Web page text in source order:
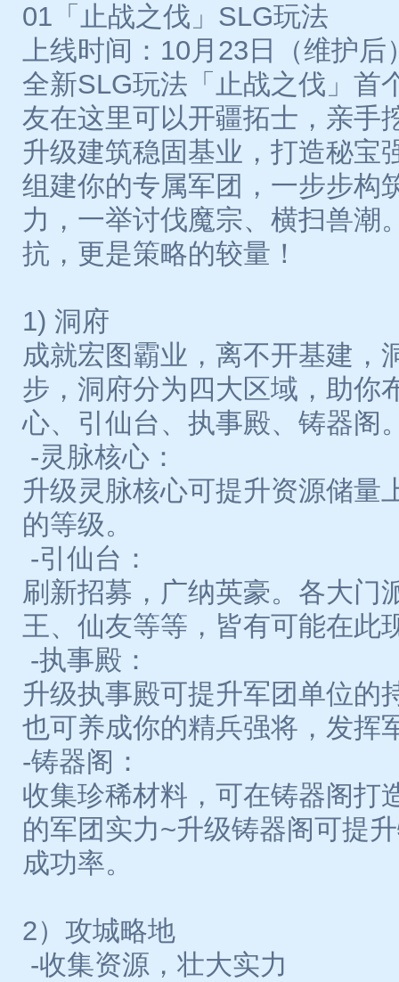
01「止战之伐」SLG玩法
上线时间：10月23日（维护后
全新SLG玩法「止战之伐」首
友在这里可以开疆拓士，亲手
升级建筑稳固基业，打造秘宝
组建你的专属军团，一步步构
力，一举讨伐魔宗、横扫兽潮
抗，更是策略的较量！
1) 洞府
成就宏图霸业，离不开基建，
步，洞府分为四大区域，助你
心、引仙台、执事殿、铸器阁
-灵脉核心：
升级灵脉核心可提升资源储量
的等级。
-引仙台：
刷新招募，广纳英豪。各大门
王、仙友等等，皆有可能在此
-执事殿：
升级执事殿可提升军团单位的
也可养成你的精兵强将，发挥
-铸器阁：
收集珍稀材料，可在铸器阁打
的军团实力~升级铸器阁可提
成功率。
2）攻城略地
-收集资源，壮大实力